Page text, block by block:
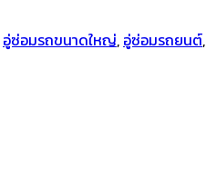
อู่ซ่อมรถขนาดใหญ่, อู่ซ่อมรถยนต์,